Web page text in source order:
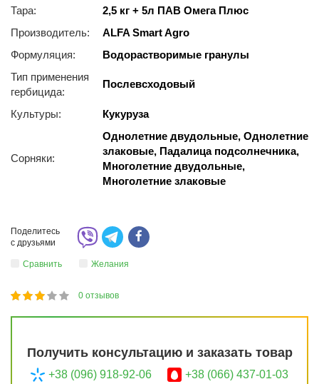
Тара:
2,5 кг + 5л ПАВ Омега Плюс
Производитель:
ALFA Smart Agro
Формуляция:
Водорастворимые гранулы
Тип применения
гербицида:
Послевсходовый
Культуры: Кукуруза
Сорняки:
Однолетние двудольные, Однолетние
злаковые, Падалица подсолнечника,
Многолетние двудольные,
Многолетние злаковые
Поделитесь
с друзьями
Сравнить Желания
60
1
2
3
4
5 0 отзывов
Получить консультацию и заказать товар
+38 (096) 918-92-06 +38 (066) 437-01-03